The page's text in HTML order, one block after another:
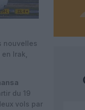
nouvelles
en Irak,
du 19
vols par